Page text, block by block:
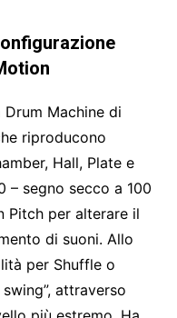
Machine di
riproducono
Hall, Plate e
– segno secco a 100
Pitch per alterare il
di suoni. Allo
per Shuffle o
attraverso